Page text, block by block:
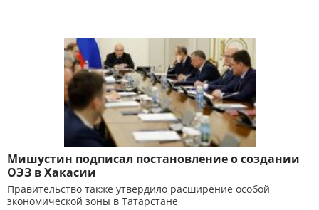
Мишустин подписал постановление о создании
ОЭЗ в Хакасии
Правительство также утвердило расширение особой
экономической зоны в Татарстане